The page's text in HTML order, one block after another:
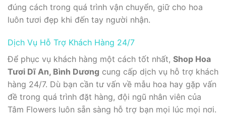
đúng cách trong quá trình vận chuyển, giữ cho hoa
luôn tươi đẹp khi đến tay người nhận.
Dịch Vụ Hỗ Trợ Khách Hàng 24/7
Để phục vụ khách hàng một cách tốt nhất, Shop Hoa
Tươi Dĩ An, Bình Dương cung cấp dịch vụ hỗ trợ khách
hàng 24/7. Dù bạn cần tư vấn về mẫu hoa hay gặp vấn
đề trong quá trình đặt hàng, đội ngũ nhân viên của
Tâm Flowers luôn sẵn sàng hỗ trợ bạn mọi lúc mọi nơi.